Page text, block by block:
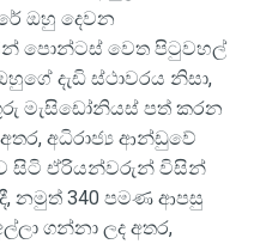
ඔහු දෙවන
පොන්ටස් වෙත පිටුවහල්
දැඩි ස්ථාවරය නිසා,
මැසිඩෝනියස් පත් කරන
අධිරාජ්‍ය ආන්ඩුවේ
සිටි ඒරියන්වරුන් විසින්
නමුත් 340 පමණ ආපසු
ගන්නා ලද අතර,